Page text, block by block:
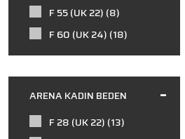
F 55 (UK 22) (8)
F 60 (UK 24) (18)
F 65 (UK 26) (53)
F 70 (UK 28) (72)
F 75 (UK 30) (90)
F 80 (UK 32) (86)
ARENA KADIN BEDEN
F 28 (UK 22) (13)